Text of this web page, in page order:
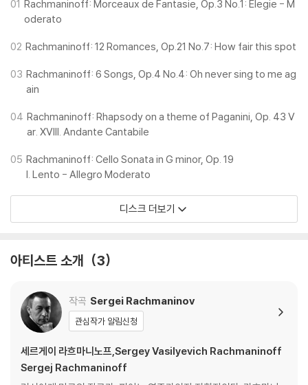
01 Rachmaninoff: Morceaux de Fantasie, Op.3 No.1: Elegie - M
oderato
02 Rachmaninoff: 12 Romances, Op.21 No.7: How fair this spot
03 Rachmaninoff: 6 Songs, Op.4 No.4: Oh never sing to me ag
ain
04 Rachmaninoff: Rhapsody on a theme of Paganini, Op. 43 V
ar. XVIII. Andante Cantabile
05 Rachmaninoff: Cello Sonata in G minor, Op. 19
I. Lento - Allegro Moderato
디스크 더보기
아티스트 소개 3
작곡 Sergei Rachmaninov
관심작가 알림신청
세르게이 라흐마니노프,Sergey Vasilyevich Rachmaninoff
Sergej Rachmaninoff